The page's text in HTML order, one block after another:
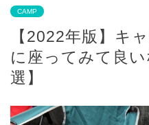
CAMP
【2022年版】キ
に座ってみて良
選】